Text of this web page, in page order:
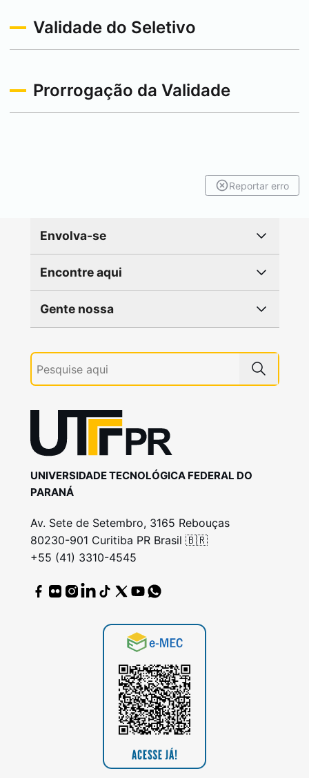
Validade do Seletivo
Prorrogação da Validade
Reportar erro
Envolva-se
Encontre aqui
Gente nossa
UNIVERSIDADE TECNOLÓGICA FEDERAL DO
PARANÁ
Av. Sete de Setembro, 3165 Rebouças
80230-901 Curitiba PR Brasil 🇧🇷
+55 (41) 3310-4545